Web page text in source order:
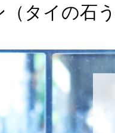
タイの石